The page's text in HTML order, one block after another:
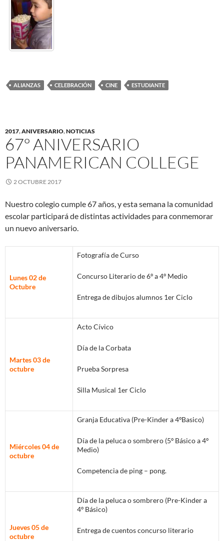
ALIANZAS CELEBRACIÓN CINE ESTUDIANTE
2017,ANIVERSARIO,NOTICIAS
67º ANIVERSARIO
PANAMERICAN COLLEGE
2 OCTUBRE 2017
Nuestro colegio cumple 67 años, y esta semana la comunidad
escolar participará de distintas actividades para conmemorar
un nuevo aniversario.
Lunes 02 de
Octubre
Fotografía de Curso
Concurso Literario de 6º a 4º Medio
Entrega de dibujos alumnos 1er Ciclo
Martes 03 de
octubre
Acto Cívico
Día de la Corbata
Prueba Sorpresa
Silla Musical 1er Ciclo
Miércoles 04 de
octubre
Granja Educativa (Pre-Kinder a 4ºBasico)
Día de la peluca o sombrero (5º Básico a 4º
Medio)
Competencia de ping – pong.
Jueves 05 de
octubre
Día de la peluca o sombrero (Pre-Kinder a
4º Básico)
Entrega de cuentos concurso literario